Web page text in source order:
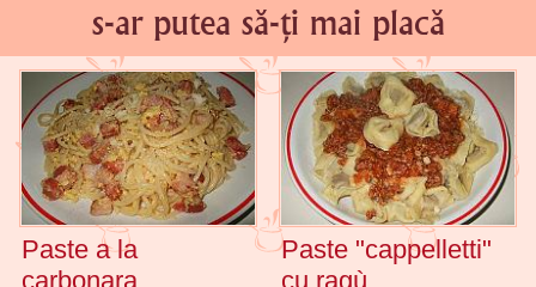
s-ar putea să-ți mai placă
Paste a la
carbonara
Paste "cappelletti"
cu ragù